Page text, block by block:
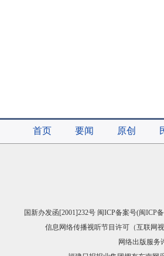
首页 要闻 原创
国新办发函[2001]232号 闽ICP备案号(闽ICP
信息网络传播视听节目许可（互联网
网络出版服务